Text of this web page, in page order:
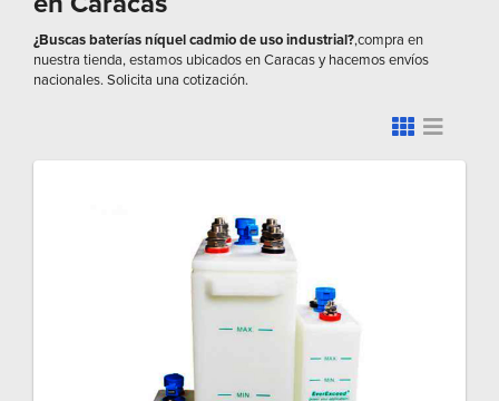
¿Buscas baterías níquel cadmio de uso industrial?,compra en
nuestra tienda, estamos ubicados en Caracas y hacemos envíos
nacionales. Solicita una cotización.